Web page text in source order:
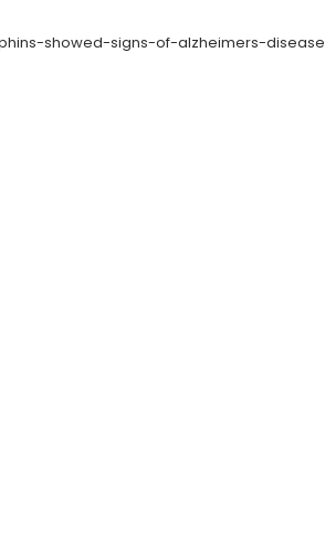
showed-signs-of-alzheimers-disease